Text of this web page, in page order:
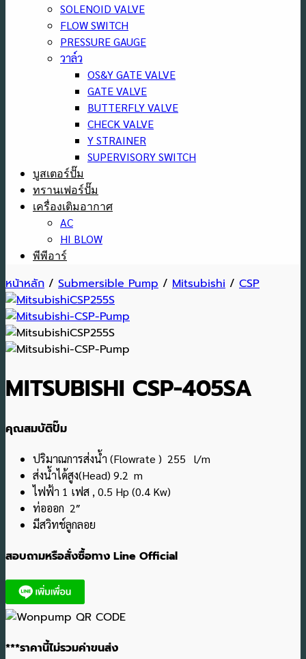
SOLENOID VALVE
FLOW SWITCH
PRESSURE GAUGE
วาล์ว
OS&Y GATE VALVE
GATE VALVE
BUTTERFLY VALVE
CHECK VALVE
Y STRAINER
SUPERVISORY SWITCH
บูสเตอร์ปั๊ม
ทรานเฟอร์ปั๊ม
เครื่องเติมอากาศ
AC
HI BLOW
พีพีอาร์
หน้าหลัก / Submersible Pump / Mitsubishi / CSP
MITSUBISHI CSP-405SA
คุณสมบัติปั๊ม
ปริมาณการส่งน้ำ (Flowrate ) 255 l/m
ส่งน้ำได้สูง(Head) 9.2 m
ไฟฟ้า 1 เฟส , 0.5 Hp (0.4 Kw)
ท่อออก 2″
มีสวิทช์ลูกลอย
สอบถามหรือสั่งซื้อทาง Line Official
***ราคานี้ไม่รวมค่าขนส่ง